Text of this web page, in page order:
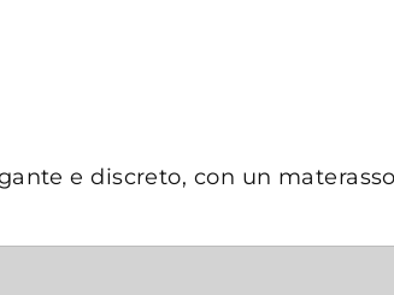
e discreto, con un